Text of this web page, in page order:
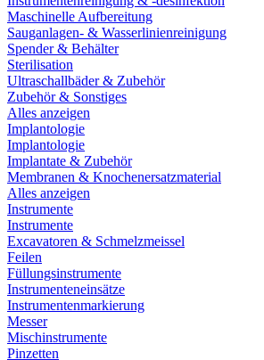
Maschinelle Aufbereitung
Sauganlagen- & Wasserlinienreinigung
Spender & Behälter
Sterilisation
Ultraschallbäder & Zubehör
Zubehör & Sonstiges
Alles anzeigen
Implantologie
Implantologie
Implantate & Zubehör
Membranen & Knochenersatzmaterial
Alles anzeigen
Instrumente
Instrumente
Excavatoren & Schmelzmeissel
Feilen
Füllungsinstrumente
Instrumenteneinsätze
Instrumentenmarkierung
Messer
Mischinstrumente
Pinzetten